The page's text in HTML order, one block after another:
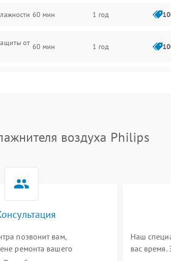
60 мин 1 год
от 60 мин 1 год
от
от
от
воздуха Philips
позвонит вам,
ремонта вашего
Наш
вас время.